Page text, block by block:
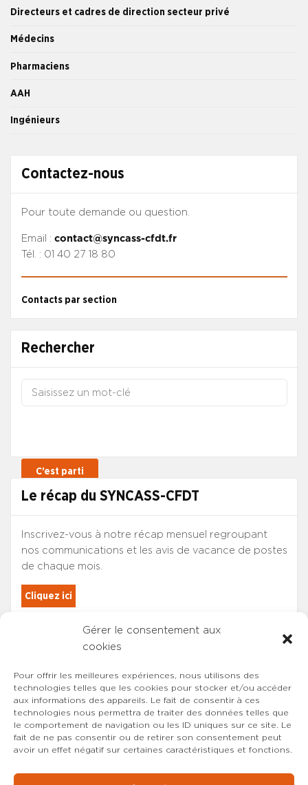
Gérer le consentement aux
cookies
Pour offrir les meilleures expériences, nous utilisons des
technologies telles que les cookies pour stocker et/ou accéder
aux informations des appareils. Le fait de consentir à ces
technologies nous permettra de traiter des données telles que
le comportement de navigation ou les ID uniques sur ce site. Le
fait de ne pas consentir ou de retirer son consentement peut
avoir un effet négatif sur certaines caractéristiques et fonctions.
Directeurs et cadres de direction secteur privé
Médecins
Pharmaciens
AAH
Ingénieurs
Contactez-nous
Pour toute demande ou question.
Email : contact@syncass-cfdt.fr
Tél. : 01 40 27 18 80
Contacts par section
Rechercher
Le récap du SYNCASS-CFDT
Inscrivez-vous à notre récap mensuel regroupant
nos communications et les avis de vacance de postes
de chaque mois.
Cliquez ici
Les adhérents du SYNCASS-CFDT
sont automatiquement inscrits.